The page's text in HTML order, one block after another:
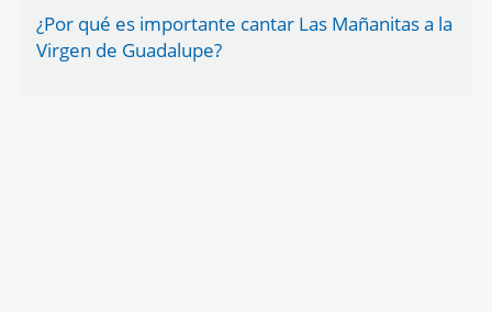
¿Por qué es importante cantar Las Mañanitas a la
Virgen de Guadalupe?